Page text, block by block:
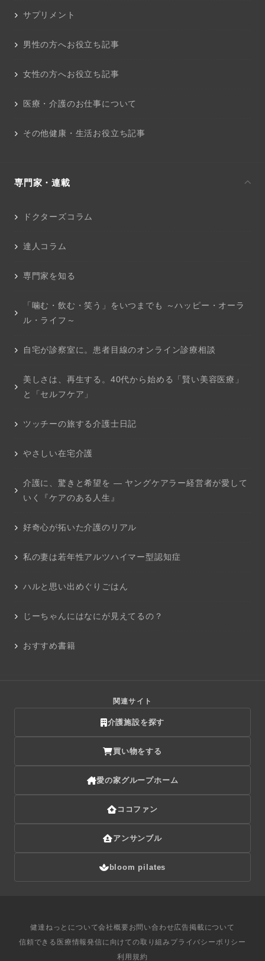
サプリメント
男性の方へお役立ち記事
女性の方へお役立ち記事
医療・介護のお仕事について
その他健康・生活お役立ち記事
専門家・連載
ドクターズコラム
達人コラム
専門家を知る
「噛む・飲む・笑う」をいつまでも ～ハッピー・オーラ
ル・ライフ～
自宅が診察室に。患者目線のオンライン診療相談
美しさは、再生する。40代から始める「賢い美容医療」
と「セルフケア」
ツッチーの旅する介護士日記
やさしい在宅介護
介護に、驚きと希望を ― ヤングケアラー経営者が愛して
いく『ケアのある人生』
好奇心が拓いた介護のリアル
私の妻は若年性アルツハイマー型認知症
ハルと思い出めぐりごはん
じーちゃんにはなにが見えてるの？
おすすめ書籍
関連サイト
介護施設を探す
買い物をする
愛の家グループホーム
ココファン
アンサンブル
bloom pilates
健達ねっとについて会社概要 お問い合わせ広告掲載について
信頼できる医療情報発信に向けての取り組み プライバシーポリシー
利用規約